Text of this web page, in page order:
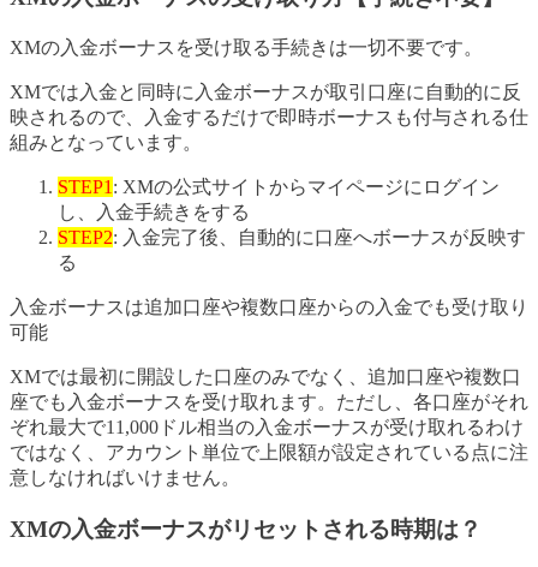
XMの入金ボーナスを受け取る手続きは一切不要です。
XMでは入金と同時に入金ボーナスが取引口座に自動的に反
映されるので、入金するだけで即時ボーナスも付与される仕
組みとなっています。
STEP1 : XMの公式サイトからマイページにログイン
し、入金手続きをする
STEP2: 入金完了後、自動的に口座へボーナスが反映す
る
入金ボーナスは追加口座や複数口座からの入金でも受け取り
可能
XMでは最初に開設した口座のみでなく、追加口座や複数口
座でも入金ボーナスを受け取れます。ただし、各口座がそれ
ぞれ最大で11,000ドル相当の入金ボーナスが受け取れるわけ
ではなく、アカウント単位で上限額が設定されている点に注
意しなければいけません。
XMの入金ボーナスがリセットされる時期は？